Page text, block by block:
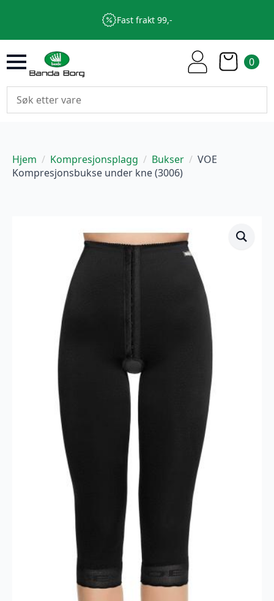
Fast frakt 99,-
0
Hjem Kompresjonsplagg Bukser
VOE
Kompresjonsbukse under kne (3006)